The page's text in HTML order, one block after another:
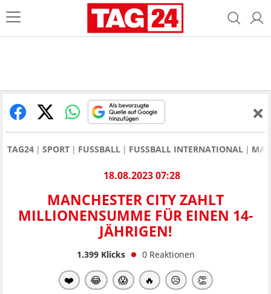
TAG24 SPORT FUSSBALL FUSSBALL INTERNATIONAL
18.08.2023 07:28
MANCHESTER CITY ZAHLT
MILLIONENSUMME FÜR EINEN 14-
JÄHRIGEN!
1.399Klicks 0 Reaktionen
❤️ 😂 😱 🔥 😥 👏